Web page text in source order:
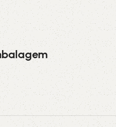
D
SPA
XPB